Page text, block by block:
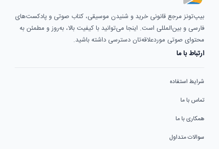
بیپ‌تونز مرجع قانونی خرید و شنیدن موسیقی، کتاب صوتی و پادکست‌های
فارسی و بین‌المللی است. اینجا می‌توانید با کیفیت بالا، به‌روز و مطمئن به
محتوای صوتی موردعلاقه‌تان دسترسی داشته باشید.
ارتباط با ما
شرایط استفاده
تماس با ما
همکاری با ما
سوالات متداول